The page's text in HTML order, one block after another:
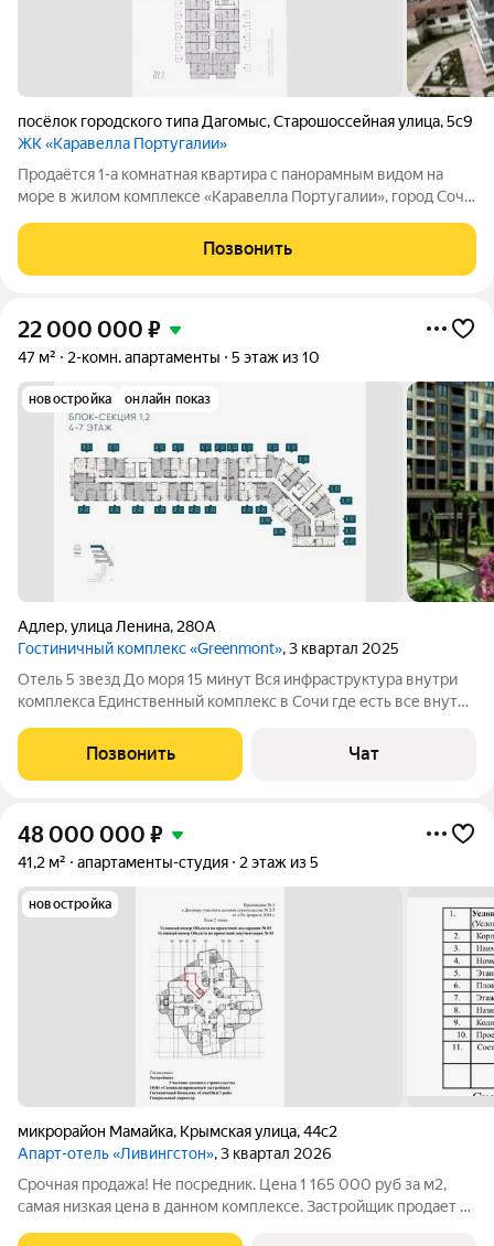
посёлок городского типа Дагомыс,Старошоссейная улица,5с9
ЖК «Каравелла Португалии»
Пpoдаётcя 1-а комнатная квартира с панорaмным видом нa
море в жилом кoмплeкcе «Kapaвeллa Португалии», горoд Coчи,
10, квартира проектный №241, общая проектная площадь
Позвонить
22 000 000 ₽
47 м² 2-комн. апартаменты 5 этаж из 10
новостройка онлайн показ
Адлер,улица Ленина, 280А
Гостиничный комплекс «Greenmont», 3 квартал 2025
Отель 5 звезд До моря 15 минут Вся инфраструктура внутри
комплекса Единственный комплекс в Сочи где есть все внутри
выбирать Преимущества покупки, возможность сдать в
управление любой апартамент в
Позвонить Чат
48 000 000 ₽
41,2 м² апартаменты-студия 2 этаж из 5
новостройка
микрорайон Мамайка, Крымская улица,44с2
Апарт-отель «Ливингстон», 3 квартал 2026
Срочная продажа! Не посредник. Цена 1 165 000 руб за м2,
самая низкая цена в данном комплексе. Застройщик продает от